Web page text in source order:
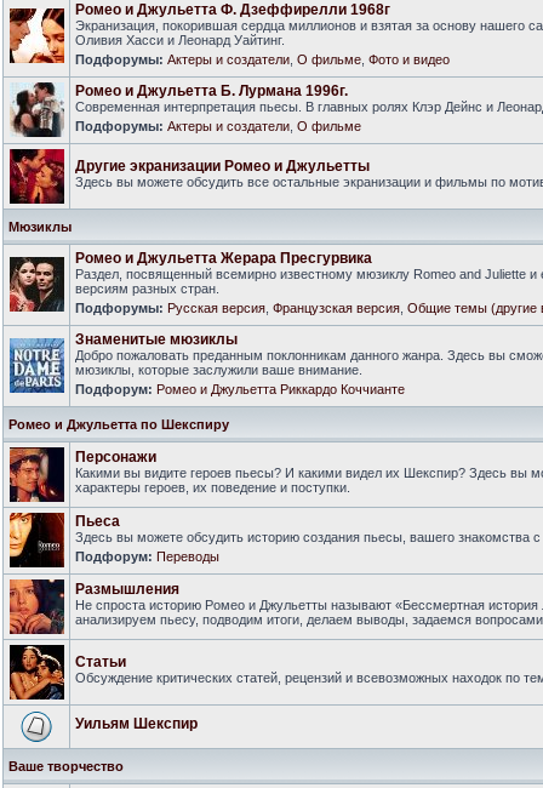
Ромео и Джульетта Ф. Дзеффирелли 1968г
Экранизация, покорившая сердца миллионов и взятая за основу нашего
Оливия Хасси и Леонард Уайтинг.
Подфорумы: Актеры и создатели О фильме Фото и видео
Ромео и Джульетта Б. Лурмана 1996г.
Современная интерпретация пьесы. В главных ролях Клэр Дейнс и
Подфорумы: Актеры и создатели О фильме
Другие экранизации Ромео и Джульетты
Здесь вы можете обсудить все остальные экранизации и фильмы по
Мюзиклы
Ромео и Джульетта Жерара Пресгурвика
Раздел, посвященный всемирно известному мюзиклу Romeo and Juliette и
версиям разных стран.
Подфорумы: Русская версия Французская версия Общие темы (другие
Знаменитые мюзиклы
Добро пожаловать преданным поклонникам данного жанра. Здесь вы
мюзиклы, которые заслужили ваше внимание.
Подфорум: Ромео и Джульетта Риккардо Коччианте
Ромео и Джульетта по Шекспиру
Персонажи
Какими вы видите героев пьесы? И какими видел их Шекспир? Здесь вы
характеры героев, их поведение и поступки.
Пьеса
Здесь вы можете обсудить историю создания пьесы, вашего знакомства
Подфорум: Переводы
Размышления
Не спроста историю Ромео и Джульетты называют «Бессмертная
анализируем пьесу, подводим итоги, делаем выводы, задаемся
Статьи
Обсуждение критических статей, рецензий и всевозможных находок по
Уильям Шекспир
Ваше творчество